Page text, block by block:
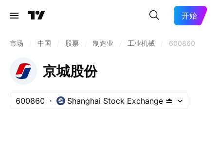
开始
市场 中国 股票 制造业 工业机械 600860
京城股份
600860 Shanghai Stock Exchange